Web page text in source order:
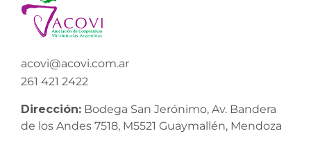
acovi@acovi.com.ar
261 421 2422
Dirección: Bodega San Jerónimo, Av. Bandera
de los Andes 7518, M5521 Guaymallén, Mendoza